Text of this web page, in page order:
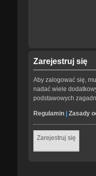
Zarejestruj się
Aby zalogować się,
nadać wiele
podstawowych
Regulamin| Zasady
Zarejestruj się